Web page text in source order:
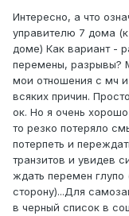
Интересно, а что
управителю 7 дома
доме) Как вариант -
перемены, разрывы?
мои отношения с мч
всяких причин.
ок. Но я очень
то резко потеряло
потерпеть и
транзитов и увидев
ждать перемен
сторону)...Для
в черный список в